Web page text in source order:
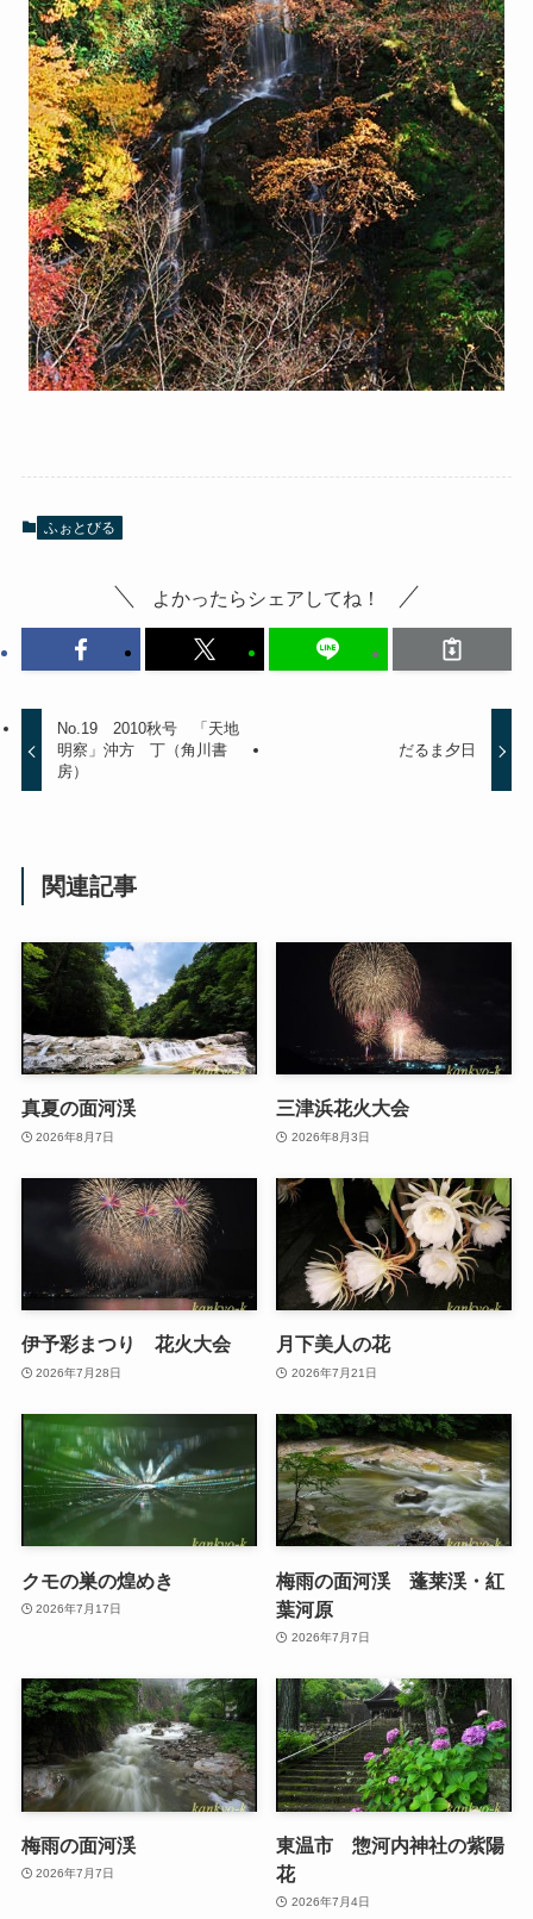
ふぉとびる
よかったらシェアしてね！
No.19 2010秋号 「天地
明察」沖方 丁（角川書
房）
だるま夕日
関連記事
真夏の面河渓
2026年8月7日
三津浜花火大会
2026年8月3日
伊予彩まつり 花火大会
2026年7月28日
月下美人の花
2026年7月21日
クモの巣の煌めき
2026年7月17日
梅雨の面河渓 蓬莱渓・紅
葉河原
2026年7月7日
梅雨の面河渓
2026年7月7日
東温市 惣河内神社の紫陽
花
2026年7月4日